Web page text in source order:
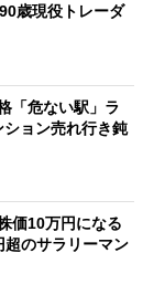
歳現役トレーダ
「危ない駅」ラ
ョン売れ行き鈍
価10万円になる
超のサラリーマン